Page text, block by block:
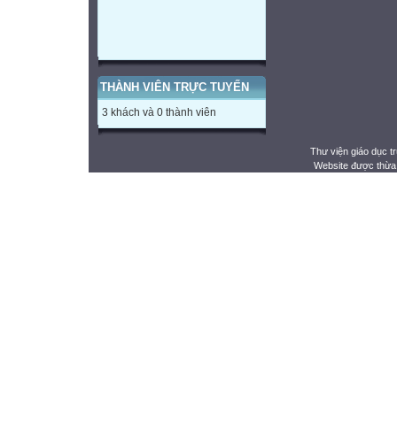
THÀNH VIÊN TRỰC TUYẾN
3 khách và 0 thành viên
Thư viện giáo dục
Website được